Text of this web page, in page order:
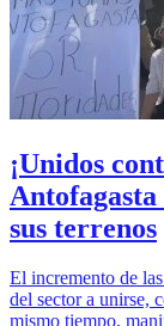
¡Unidos
sus terrenos
El incremento de
del sector a unirse,
mismo tiempo,